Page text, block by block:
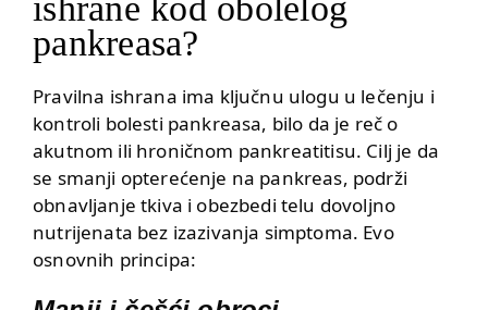
ishrane kod obolelog
pankreasa?
Pravilna ishrana ima ključnu ulogu u lečenju i
kontroli bolesti pankreasa, bilo da je reč o
akutnom ili hroničnom pankreatitisu. Cilj je da
se smanji opterećenje na pankreas, podrži
obnavljanje tkiva i obezbedi telu dovoljno
nutrijenata bez izazivanja simptoma. Evo
osnovnih principa: